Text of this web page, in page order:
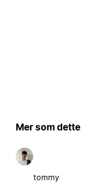
Mer som dette
tommy